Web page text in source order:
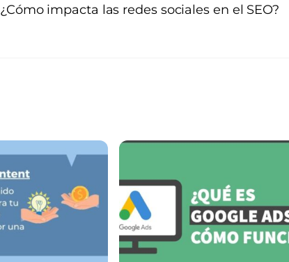
¿Cómo impacta las redes sociales en el SEO?